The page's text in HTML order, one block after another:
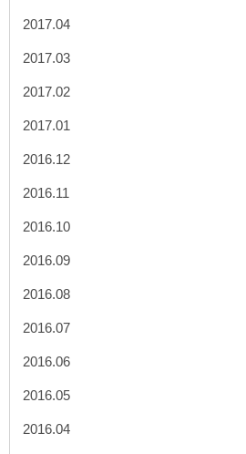
2017.04
2017.03
2017.02
2017.01
2016.12
2016.11
2016.10
2016.09
2016.08
2016.07
2016.06
2016.05
2016.04